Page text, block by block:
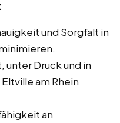
und Sorgfalt in
unter Druck und in
am Rhein
an